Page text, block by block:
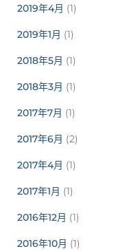
2019年4月 (1)
2019年1月 (1)
2018年5月 (1)
2018年3月 (1)
2017年7月 (1)
2017年6月 (2)
2017年4月 (1)
2017年1月 (1)
2016年12月 (1)
2016年10月 (1)